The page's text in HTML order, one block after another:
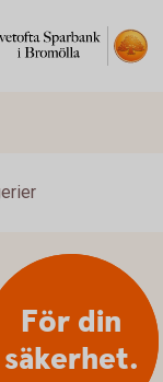
För din
säkerhet.